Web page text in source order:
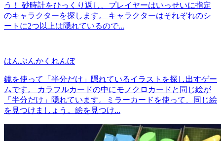
う！ 砂時計をひっくり返し、プレイヤーはいっせいに指定
のキャラクターを探します。 キャラクターはそれぞれのシ
ートに2つ以上は隠れているので...
はんぶんかくれんぼ
鏡を使って「半分だけ」隠れているイラストを探し出すゲー
ムです。 カラフルカードの中にモノクロカードと同じ絵が
「半分だけ」隠れています。ミラーカードを使って、同じ絵
を見つけましょう。絵を見つけ...